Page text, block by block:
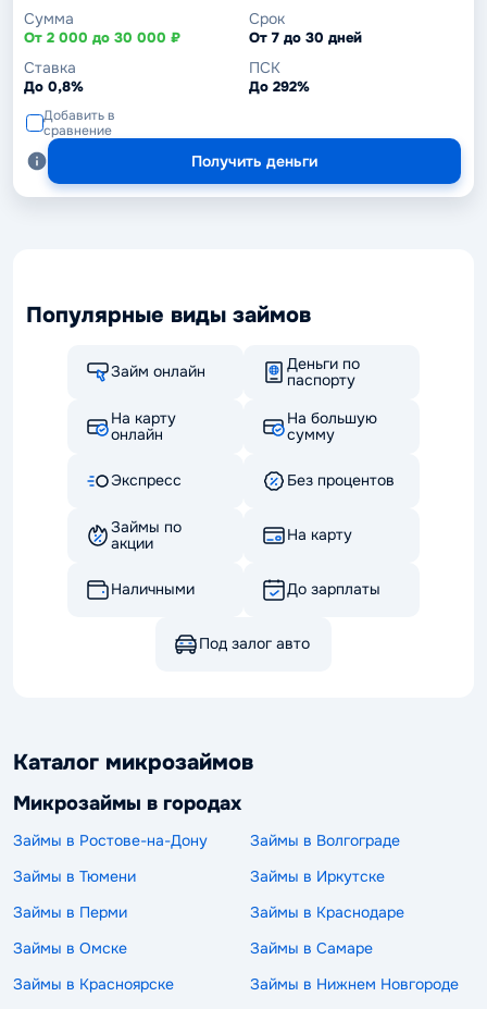
Сумма
От 2 000 до 30 000 ₽
Срок
От 7 до 30 дней
Ставка
До 0,8%
ПСК
До 292%
Добавить в
сравнение
Получить деньги
Популярные виды займов
Займ онлайн
Деньги по
паспорту
На карту
онлайн
На большую
сумму
Экспресс Без процентов
Займы по
акции
На карту
Наличными До зарплаты
Под залог авто
Каталог микрозаймов
Микрозаймы в городах
Займы в Ростове-на-Дону
Займы в Волгограде
Займы в Тюмени
Займы в Иркутске
Займы в Перми
Займы в Краснодаре
Займы в Омске
Займы в Самаре
Займы в Красноярске
Займы в Нижнем Новгороде